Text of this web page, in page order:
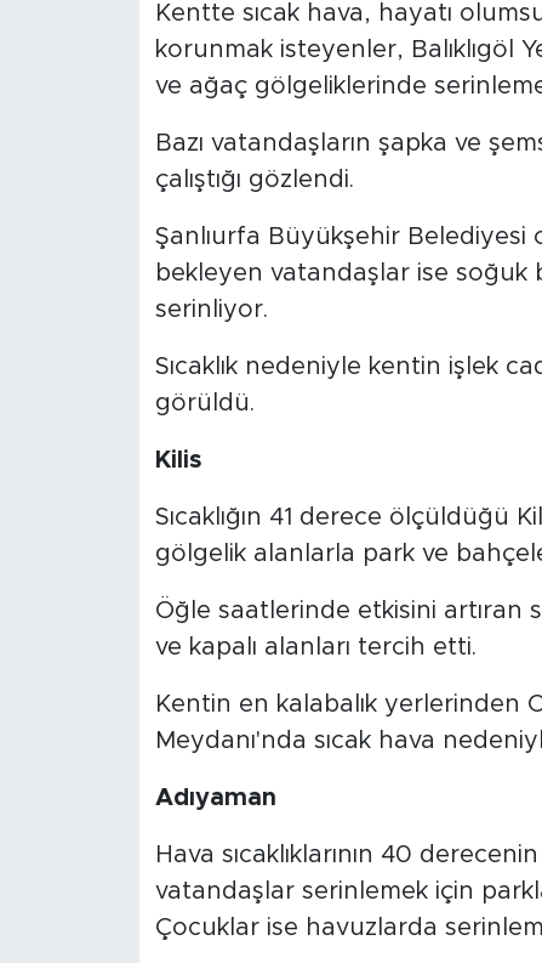
Kentte sıcak hava, hayatı
korunmak isteyenler, Balıklıgöl
ve ağaç gölgeliklerinde
Bazı vatandaşların şapka ve
çalıştığı gözlendi.
Şanlıurfa Büyükşehir
bekleyen vatandaşlar ise soğuk
serinliyor.
Sıcaklık nedeniyle kentin işlek
görüldü.
Kilis
Sıcaklığın 41 derece ölçüldüğü
gölgelik alanlarla park ve
Öğle saatlerinde etkisini artıran
ve kapalı alanları tercih etti.
Kentin en kalabalık yerlerinden
Meydanı'nda sıcak hava
Adıyaman
Hava sıcaklıklarının 40
vatandaşlar serinlemek için
Çocuklar ise havuzlarda